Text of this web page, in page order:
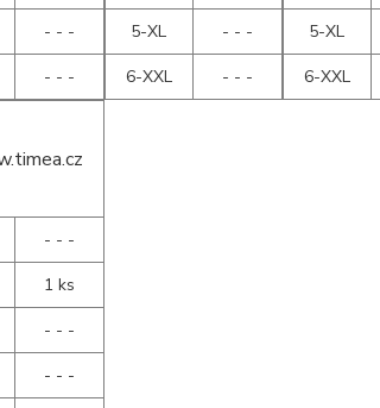
- - -
- - -
5-XL
- - -
6-XXL
- - -
5-XL
6-XXL
- - -
1 ks
- - -
- - -